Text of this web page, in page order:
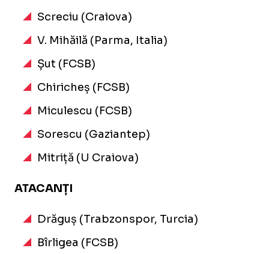
Screciu (Craiova)
V. Mihăilă (Parma, Italia)
Șut (FCSB)
Chiricheș (FCSB)
Miculescu (FCSB)
Sorescu (Gaziantep)
Mitriță (U Craiova)
ATACANȚI
Drăguș (Trabzonspor, Turcia)
Bîrligea (FCSB)